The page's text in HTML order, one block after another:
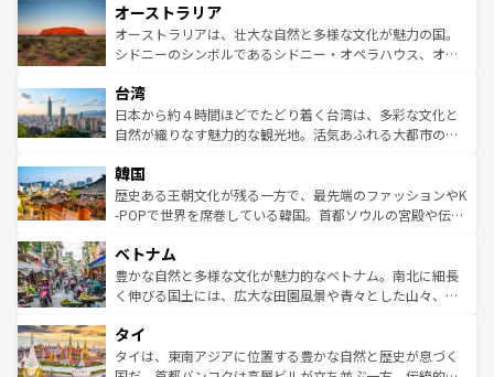
部のニューオーリンズでは、音楽と美食が融合した独特の
文化が魅力。旅行者はアメリカの各地域で異なる魅力を楽
しみながら、その多様性と豊かな歴史を感じることができ
ならではの贅沢な旅のスタイルだ。 なお、新着のアメリカ
情報はコンテンツ一覧を参照してほしい。
ワイ島は見逃せない。また、定番の観光地といえばオアフ
島だが、静かな自然を求めるならマウイ島やカウアイ島が
おすすめ。エメラルドグリーンに輝く海をはじめ、豊かな
れるおもてなしの心で訪れる人々を迎えてくれるハワイの
人々、おいしいローカルフードやハワイアンミュージッ
ク、伝統的なフラダンスなど、すべてがハワイの魅力を彩
ワイを、存分に味わってほしい。 なお、新着のハワイ情報
はコンテンツ一覧を参照してほしい。
オーストラリア
オーストラリアは、壮大な自然と多様な文化が魅力の国。
シドニーのシンボルであるシドニー・オペラハウス、オー
リアリーフや大陸中央部にそびえるウルル（エアーズロッ
ク）、タスマニアの美しい原生林やケアンズの熱帯雨林な
ど、見どころがたくさん。また、カフェやワイン、オージ
いる。アクティビティも充実しており、サーフィンやダイ
ビング、ハイキングなど、アウトドア好きにはたまらな
い。オーストラリアの多彩な魅力を存分に味わいつくそ
参照してほしい。
台湾
日本から約４時間ほどでたどり着く台湾は、多彩な文化と
自然が織りなす魅力的な観光地。活気あふれる大都市の台
ン）、静ひつな山岳地帯である台湾東部など、都市の喧騒
と山間の静けさが共存しており、訪れる人に新しい発見と
驚きをもたらしてくれる。また、奥深い台湾の食文化も魅
容にもいいと評判のスイーツなど、バラエティ豊かな料理
が味わえる。 なお、新着の台湾情報は コンテンツ一覧を参
照してほしい。
韓国
歴史ある王朝文化が残る一方で、最先端のファッションやK
-POPで世界を席巻している韓国。首都ソウルの宮殿や伝統
き、地方に足を延ばせば四季折々の自然美を楽しむことが
できる。そして、キムチや焼肉、絶品のストリートフード
まで、さまざまな韓国料理が待っている。夜には、韓国な
リティに包まれながら、韓国の多彩な魅力を心ゆくまで味
わってみてほしい。 なお、新着の韓国情報はコンテンツ一
覧を参照してほしい。
ベトナム
豊かな自然と多様な文化が魅力的なベトナム。南北に細長
く伸びる国土には、広大な田園風景や青々とした山々、世
急速な発展と共に伝統が息づく。ハノイの古い町並みやホ
ーチミン市のフランス統治時代の建物も、独特の雰囲気を
タイ
タイは、東南アジアに位置する豊かな自然と歴史が息づく